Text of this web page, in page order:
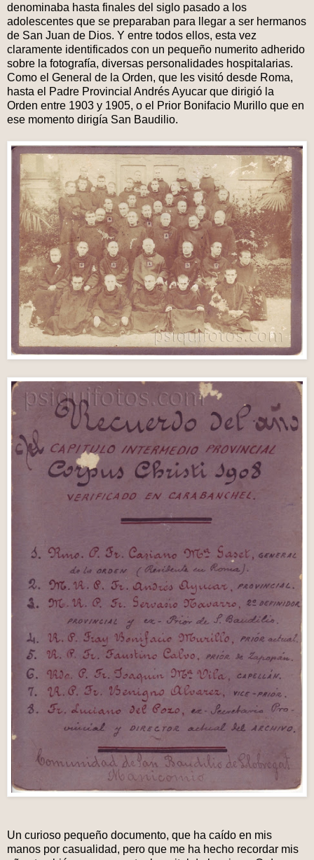
denominaba hasta finales del siglo pasado a los
adolescentes que se preparaban para llegar a ser hermanos
de San Juan de Dios. Y entre todos ellos, esta vez
claramente identificados con un pequeño numerito adherido
sobre la fotografía, diversas personalidades hospitalarias.
Como el General de la Orden, que les visitó desde Roma,
hasta el Padre Provincial Andrés Ayucar que dirigió la
Orden entre 1903 y 1905, o el Prior Bonifacio Murillo que en
ese momento dirigía San Baudilio.
Un curioso pequeño documento, que ha caído en mis
manos por casualidad, pero que me ha hecho recordar mis